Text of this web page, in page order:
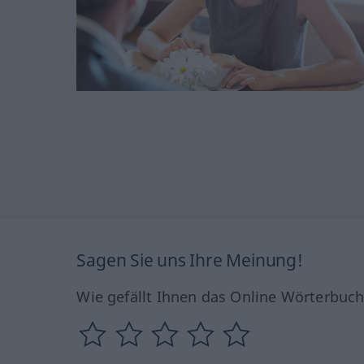
Sagen Sie uns Ihre Meinung!
Wie gefällt Ihnen das Online